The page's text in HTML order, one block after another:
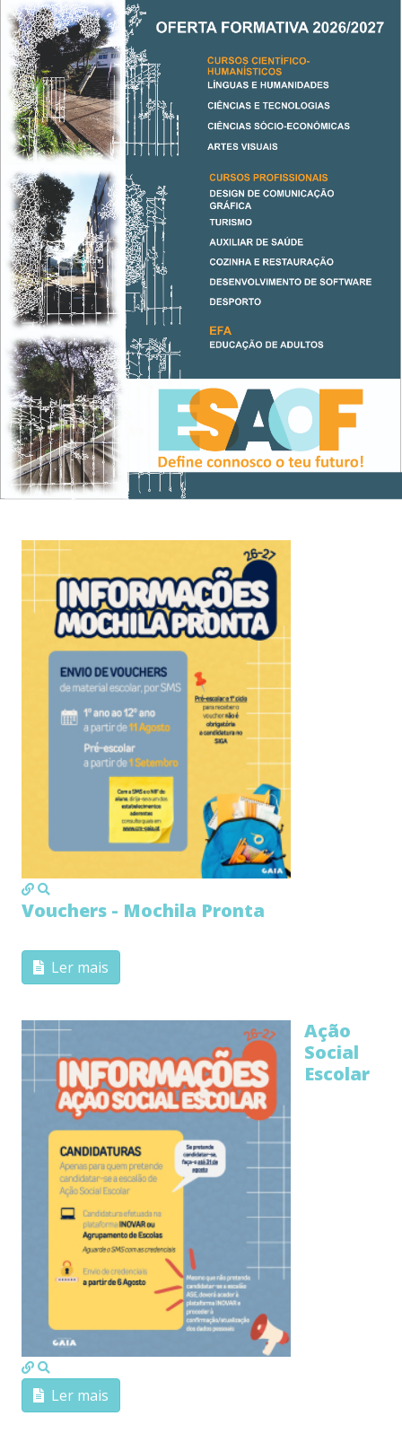
MOD_JTCS_VIEW_ARTICLE_LINK
Vouchers - Mochila Pronta
Ler mais
MOD_JTCS_VIEW_ARTICLE_LINK
Ação
Social
Escolar
Ler mais